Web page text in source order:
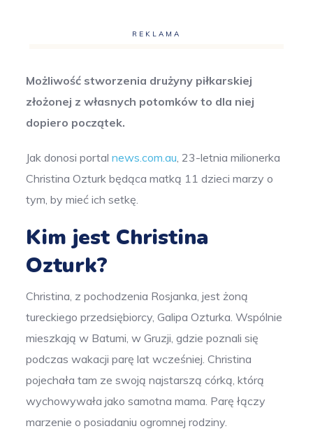
REKLAMA
Możliwość stworzenia drużyny piłkarskiej
złożonej z własnych potomków to dla niej
dopiero początek.
Jak donosi portalnews.com.au, 23-letnia milionerka
Christina Ozturk będąca matką 11 dzieci marzy o
tym, by mieć ich setkę.
Kim jest Christina
Ozturk?
Christina, z pochodzenia Rosjanka, jest żoną
tureckiego przedsiębiorcy, Galipa Ozturka. Wspólnie
mieszkają w Batumi, w Gruzji, gdzie poznali się
podczas wakacji parę lat wcześniej. Christina
pojechała tam ze swoją najstarszą córką, którą
wychowywała jako samotna mama. Parę łączy
marzenie o posiadaniu ogromnej rodziny.